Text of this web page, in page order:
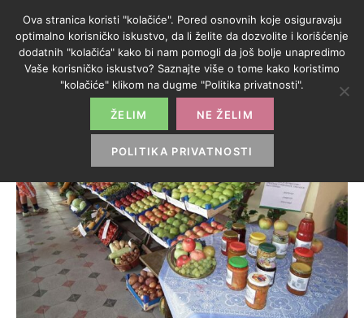
Ova stranica koristi "kolačiće". Pored osnovnih koje osiguravaju
optimalno korisničko iskustvo, da li želite da dozvolite i korišćenje
dodatnih "kolačića" kako bi nam pomogli da još bolje unapredimo
Vaše korisničko iskustvo? Saznajte više o tome kako koristimo
"kolačiće" klikom na dugme "Politika privatnosti".
ŽELIM NE ŽELIM
POLITIKA PRIVATNOSTI